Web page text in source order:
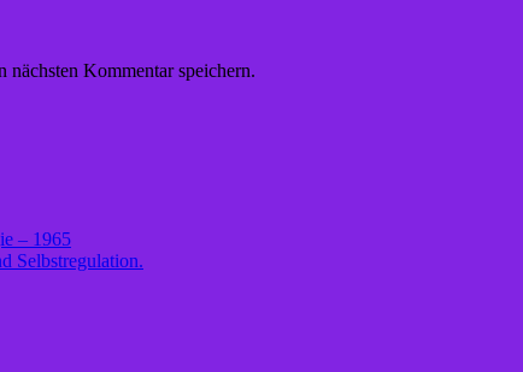
Kommentar speichern.
– 1965
Selbstregulation.